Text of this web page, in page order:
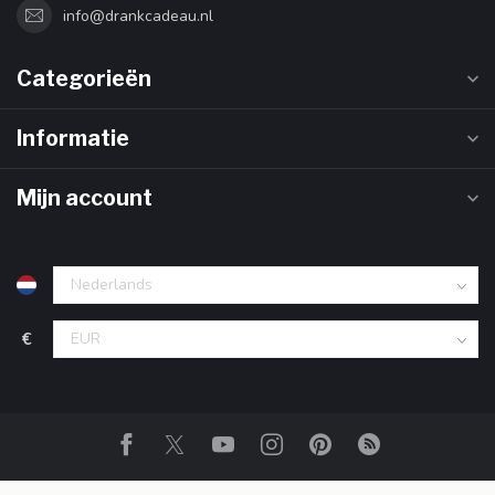
info@drankcadeau.nl
Categorieën
Informatie
Mijn account
€